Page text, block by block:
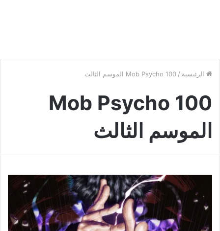
الرئيسية / Mob Psycho 100 الموسم الثالث
Mob Psycho 100
الموسم الثالث